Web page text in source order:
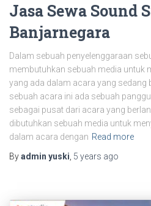
Jasa Sewa Sound
Banjarnegara
Dalam sebuah penyelenggaraan
membutuhkan sebuah media untuk
yang ada dalam acara yang sedang
sebuah acara ini ada sebuah
sebagai pusat dari acara yang
dibutuhkan sebuah media untuk
dalam acara dengan Read more
Byadmin yuski, 5 years ago